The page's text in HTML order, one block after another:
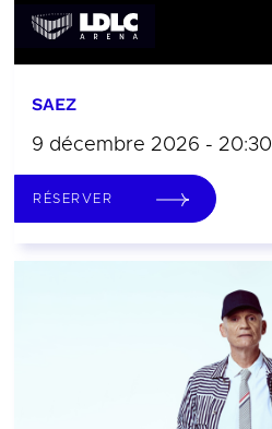
SAEZ
9 décembre 2026 - 20:30
RÉSERVER